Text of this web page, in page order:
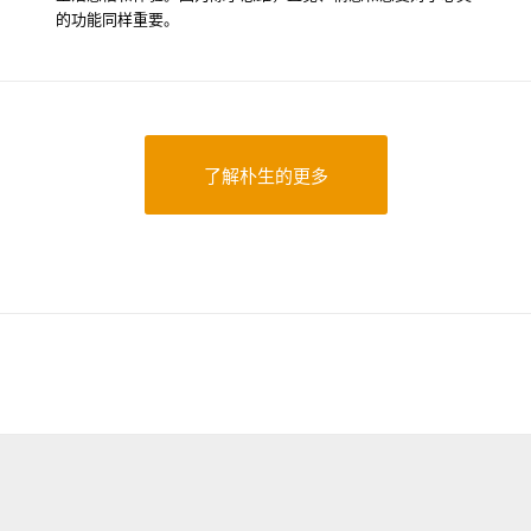
的功能同样重要。
了解朴生的更多